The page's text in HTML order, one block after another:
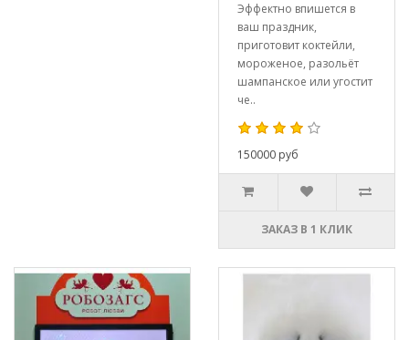
Эффектно впишется в
ваш праздник,
приготовит коктейли,
мороженое, разольёт
шампанское или угостит
че..
150000 руб
ЗАКАЗ В 1 КЛИК